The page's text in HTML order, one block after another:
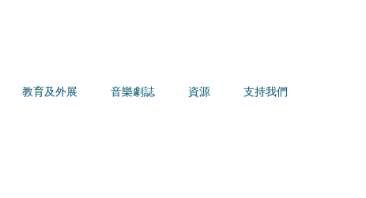
教育及外展 音樂劇誌 資源 支持我們